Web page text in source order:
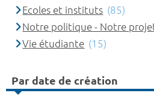
Ecoles et instituts (85)
Notre politique - Notre
Vie étudiante (15)
Par date de création